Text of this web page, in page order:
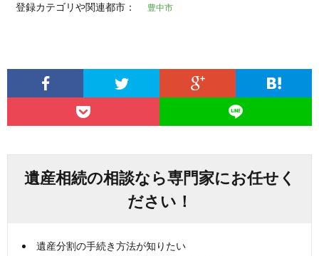
登録カテゴリや関連都市： 豊中市
遺産相続の相談なら専門家にお任せく
ださい！
遺産分割の手続き方法が知りたい